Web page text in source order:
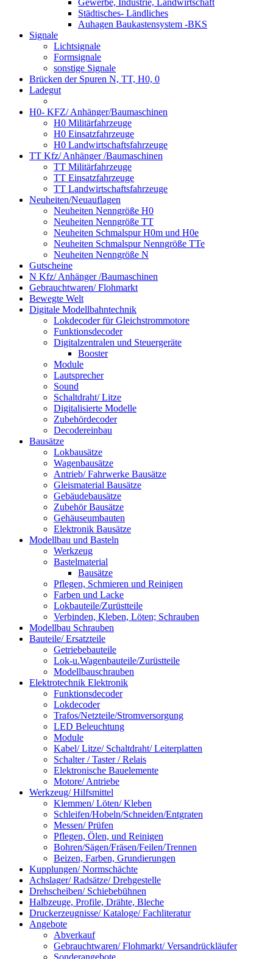
Städtisches- Ländliches
Auhagen Baukastensystem -BKS
Signale
Lichtsignale
Formsignale
sonstige Signale
Brücken der Spuren N, TT, H0, 0
Ladegut
H0- KFZ/ Anhänger/Baumaschinen
H0 Militärfahrzeuge
H0 Einsatzfahrzeuge
H0 Landwirtschaftsfahrzeuge
TT Kfz/ Anhänger /Baumaschinen
TT Militärfahrzeuge
TT Einsatzfahrzeuge
TT Landwirtschaftsfahrzeuge
Neuheiten/Neuauflagen
Neuheiten Nenngröße H0
Neuheiten Nenngröße TT
Neuheiten Schmalspur H0m und H0e
Neuheiten Schmalspur Nenngröße TTe
Neuheiten Nenngröße N
Gutscheine
N Kfz/ Anhänger /Baumaschinen
Gebrauchtwaren/ Flohmarkt
Bewegte Welt
Digitale Modellbahntechnik
Lokdecoder für Gleichstrommotore
Funktionsdecoder
Digitalzentralen und Steuergeräte
Booster
Module
Lautsprecher
Sound
Schaltdraht/ Litze
Digitalisierte Modelle
Zubehördecoder
Decodereinbau
Bausätze
Lokbausätze
Wagenbausätze
Antrieb/ Fahrwerke Bausätze
Gleismaterial Bausätze
Gebäudebausätze
Zubehör Bausätze
Gehäuseumbauten
Elektronik Bausätze
Modellbau und Basteln
Werkzeug
Bastelmaterial
Bausätze
Pflegen, Schmieren und Reinigen
Farben und Lacke
Lokbauteile/Zurüstteile
Verbinden, Kleben, Löten; Schrauben
Modellbau Schrauben
Bauteile/ Ersatzteile
Getriebebauteile
Lok-u.Wagenbauteile/Zurüstteile
Modellbauschrauben
Elektrotechnik Elektronik
Funktionsdecoder
Lokdecoder
Trafos/Netzteile/Stromversorgung
LED Beleuchtung
Module
Kabel/ Litze/ Schaltdraht/ Leiterplatten
Schalter / Taster / Relais
Elektronische Bauelemente
Motore/ Antriebe
Werkzeug/ Hilfsmittel
Klemmen/ Löten/ Kleben
Schleifen/Hobeln/Schneiden/Entgraten
Messen/ Prüfen
Pflegen, Ölen, und Reinigen
Bohren/Sägen/Fräsen/Feilen/Trennen
Beizen, Farben, Grundierungen
Kupplungen/ Normschächte
Achslager/ Radsätze/ Drehgestelle
Drehscheiben/ Schiebebühnen
Halbzeuge, Profile, Drähte, Bleche
Druckerzeugnisse/ Kataloge/ Fachliteratur
Angebote
Abverkauf
Gebrauchtwaren/ Flohmarkt/ Versandrückläufer
Sonderangebote